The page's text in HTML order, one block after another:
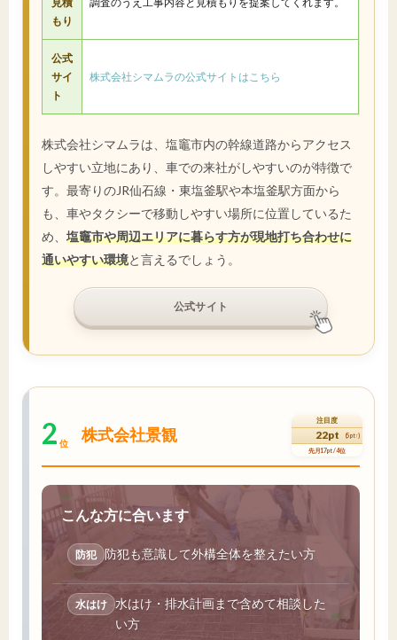
もり
公式
サイ
ト
株式会社シマムラの公式サイトはこちら
株式会社シマムラは、塩竈市内の幹線道路からアクセス
しやすい立地にあり、車での来社がしやすいのが特徴で
す。最寄りのJR仙石線・東塩釜駅や本塩釜駅方面から
も、車やタクシーで移動しやすい場所に位置しているた
め、 塩竈市や周辺エリアに暮らす方が現地打ち合わせに
通いやすい環境と言えるでしょう。
公式サイト
2 位 株式会社景観
注目度
22pt (5pt↑)
先月17pt / 4位
こんな方に合います
防犯 防犯も意識して外構全体を整えたい方
水はけ 水はけ・排水計画まで含めて相談した
い方